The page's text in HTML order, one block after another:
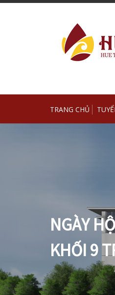
Skip
TRANG CHỦ
NGÀY
KHỐI 9